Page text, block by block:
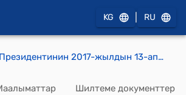
KG RU
КР Президентинин 2017-жылдын 13-апрелиндеги ПБ № 100 (1941-1945-жылдардагы Улуу Ата Мекендик согуштагы Жеңиш күнүнүн 72 жылдыгына арналган майрамдык иш-чаралардын планын иштеп чыксын жана аларды бардык жерде жогорку деңгээлде өткөрүүнү камсыз кылуу жөнүндө) буйругу
Шилтеме документтер